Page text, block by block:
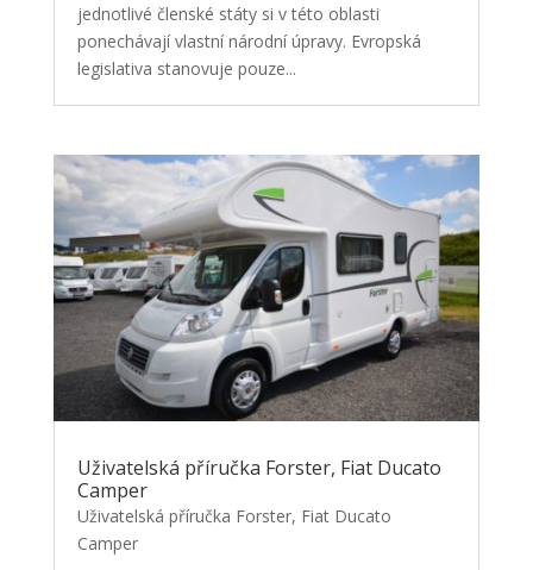
jednotlivé členské státy si v této oblasti
ponechávají vlastní národní úpravy. Evropská
legislativa stanovuje pouze...
Uživatelská příručka Forster, Fiat Ducato
Camper
Uživatelská příručka Forster, Fiat Ducato
Camper